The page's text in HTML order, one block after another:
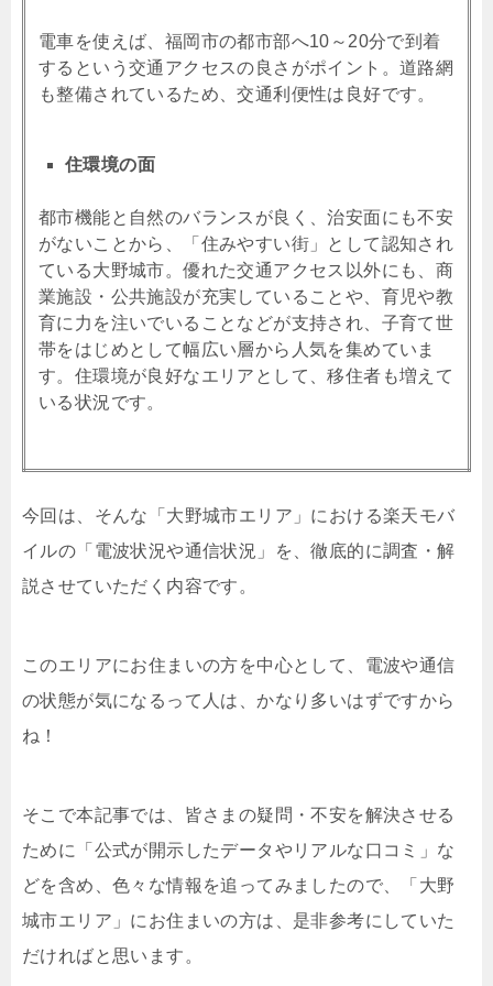
電車を使えば、福岡市の都市部へ10～20分で到着
するという交通アクセスの良さがポイント。道路網
も整備されているため、交通利便性は良好です。
住環境の面
都市機能と自然のバランスが良く、治安面にも不安
がないことから、「住みやすい街」として認知され
ている大野城市。優れた交通アクセス以外にも、商
業施設・公共施設が充実していることや、育児や教
育に力を注いでいることなどが支持され、子育て世
帯をはじめとして幅広い層から人気を集めていま
す。住環境が良好なエリアとして、移住者も増えて
いる状況です。
今回は、そんな「大野城市エリア」における楽天モバ
イルの「電波状況や通信状況」を、徹底的に調査・解
説させていただく内容です。
このエリアにお住まいの方を中心として、電波や通信
の状態が気になるって人は、かなり多いはずですから
ね！
そこで本記事では、皆さまの疑問・不安を解決させる
ために「公式が開示したデータやリアルな口コミ」な
どを含め、色々な情報を追ってみましたので、「大野
城市エリア」にお住まいの方は、是非参考にしていた
だければと思います。